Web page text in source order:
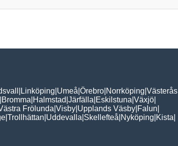
Linköping Umeå Örebro Norrköping Västerås
Bromma Halmstad Järfälla Eskilstuna Växjö
Frölunda Visby Upplands Väsby Falun
Trollhättan Uddevalla Skellefteå Nyköping Kista